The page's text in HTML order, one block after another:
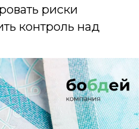
риски
контроль над